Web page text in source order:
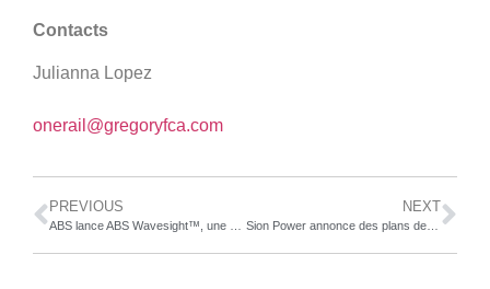
Contacts
Julianna Lopez
onerail@gregoryfca.com
PREVIOUS NEXT
Sion Power annonce des plans de renforcement de ses opérations de fabrication de batteries à Tucson, Arizona